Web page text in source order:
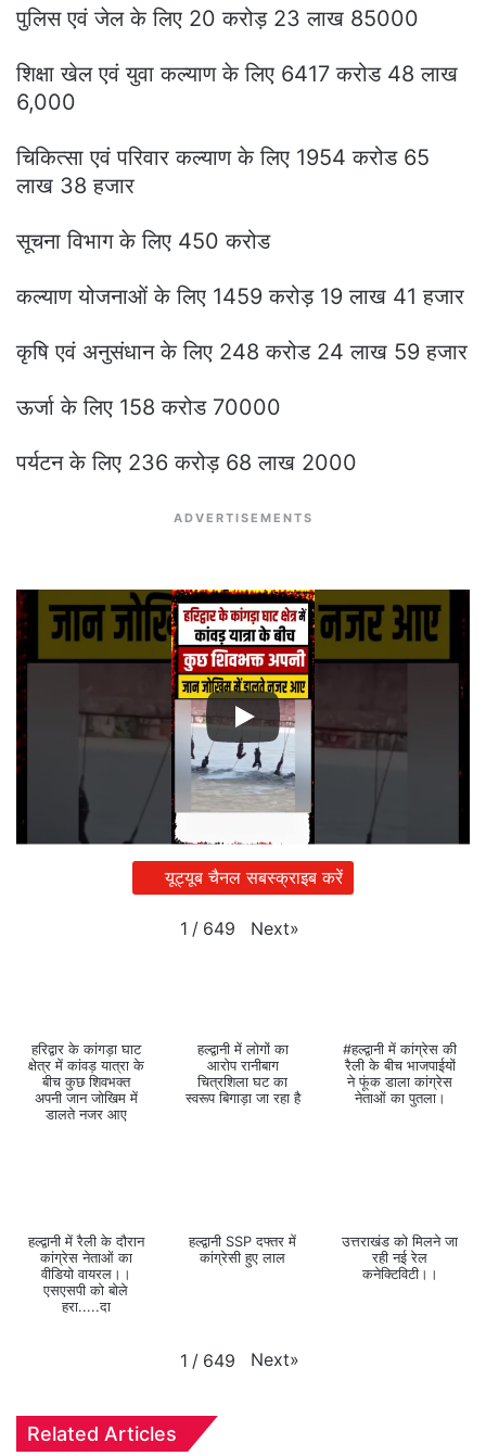
पुलिस एवं जेल के लिए 20 करोड़ 23 लाख 85000
शिक्षा खेल एवं युवा कल्याण के लिए 6417 करोड 48 लाख
6,000
चिकित्सा एवं परिवार कल्याण के लिए 1954 करोड 65
लाख 38 हजार
सूचना विभाग के लिए 450 करोड
कल्याण योजनाओं के लिए 1459 करोड़ 19 लाख 41 हजार
कृषि एवं अनुसंधान के लिए 248 करोड 24 लाख 59 हजार
ऊर्जा के लिए 158 करोड 70000
पर्यटन के लिए 236 करोड़ 68 लाख 2000
ADVERTISEMENTS
यूट्यूब चैनल सबस्क्राइब करें
1 / 649 Next»
हरिद्वार के कांगड़ा घाट
क्षेत्र में कांवड़ यात्रा के
बीच कुछ शिवभक्त
अपनी जान जोखिम में
डालते नजर आए
हल्द्वानी में लोगों का
आरोप रानीबाग
चित्रशिला घट का
स्वरूप बिगाड़ा जा रहा है
#हल्द्वानी में कांग्रेस की
रैली के बीच भाजपाईयों
ने फूंक डाला कांग्रेस
नेताओं का पुतला।
हल्द्वानी में रैली के दौरान
कांग्रेस नेताओं का
वीडियो वायरल।।
एसएसपी को बोले
हरा.....दा
हल्द्वानी SSP दफ्तर में
कांग्रेसी हुए लाल
उत्तराखंड को मिलने जा
रही नई रेल
कनेक्टिविटी।।
1 / 649 Next»
Related Articles